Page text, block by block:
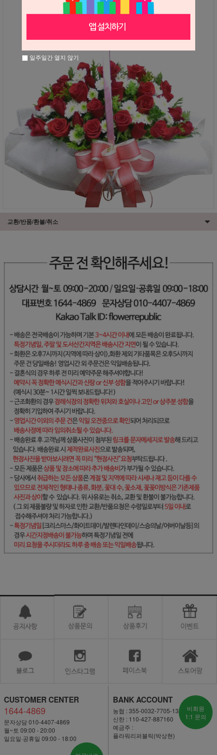
교환/반품/환불/취소
CUSTOMER CENTER
1644-4869
문자상담 010-4407-4869
월~토 09:00 - 20:00
일요일·공휴일 09:00 - 18:00
BANK ACCOUNT
농협 : 355-0032-7705-13
신한 : 110-427-887160
예금주 :
플라워리퍼블릭(박상현)
비회원
1:1 문의
일주일간 열지 않기